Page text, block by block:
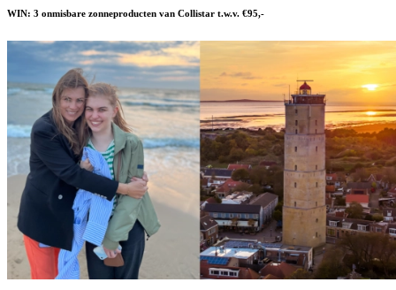
WIN: 3 onmisbare zonneproducten van Collistar t.w.v. €95,-